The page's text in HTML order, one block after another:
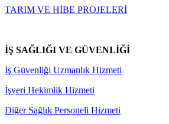
TARIM VE HİBE PROJELERİ
İŞ SAĞLIĞI VE GÜVENLİĞİ
İş Güvenliği Uzmanlık Hizmeti
İşyeri Hekimlik Hizmeti
Diğer Sağlık Personeli Hizmeti